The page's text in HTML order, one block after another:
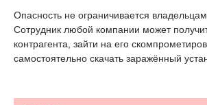
Опасность не ограничивается
Сотрудник любой компании может
контрагента, зайти на его
самостоятельно скачать заражённый